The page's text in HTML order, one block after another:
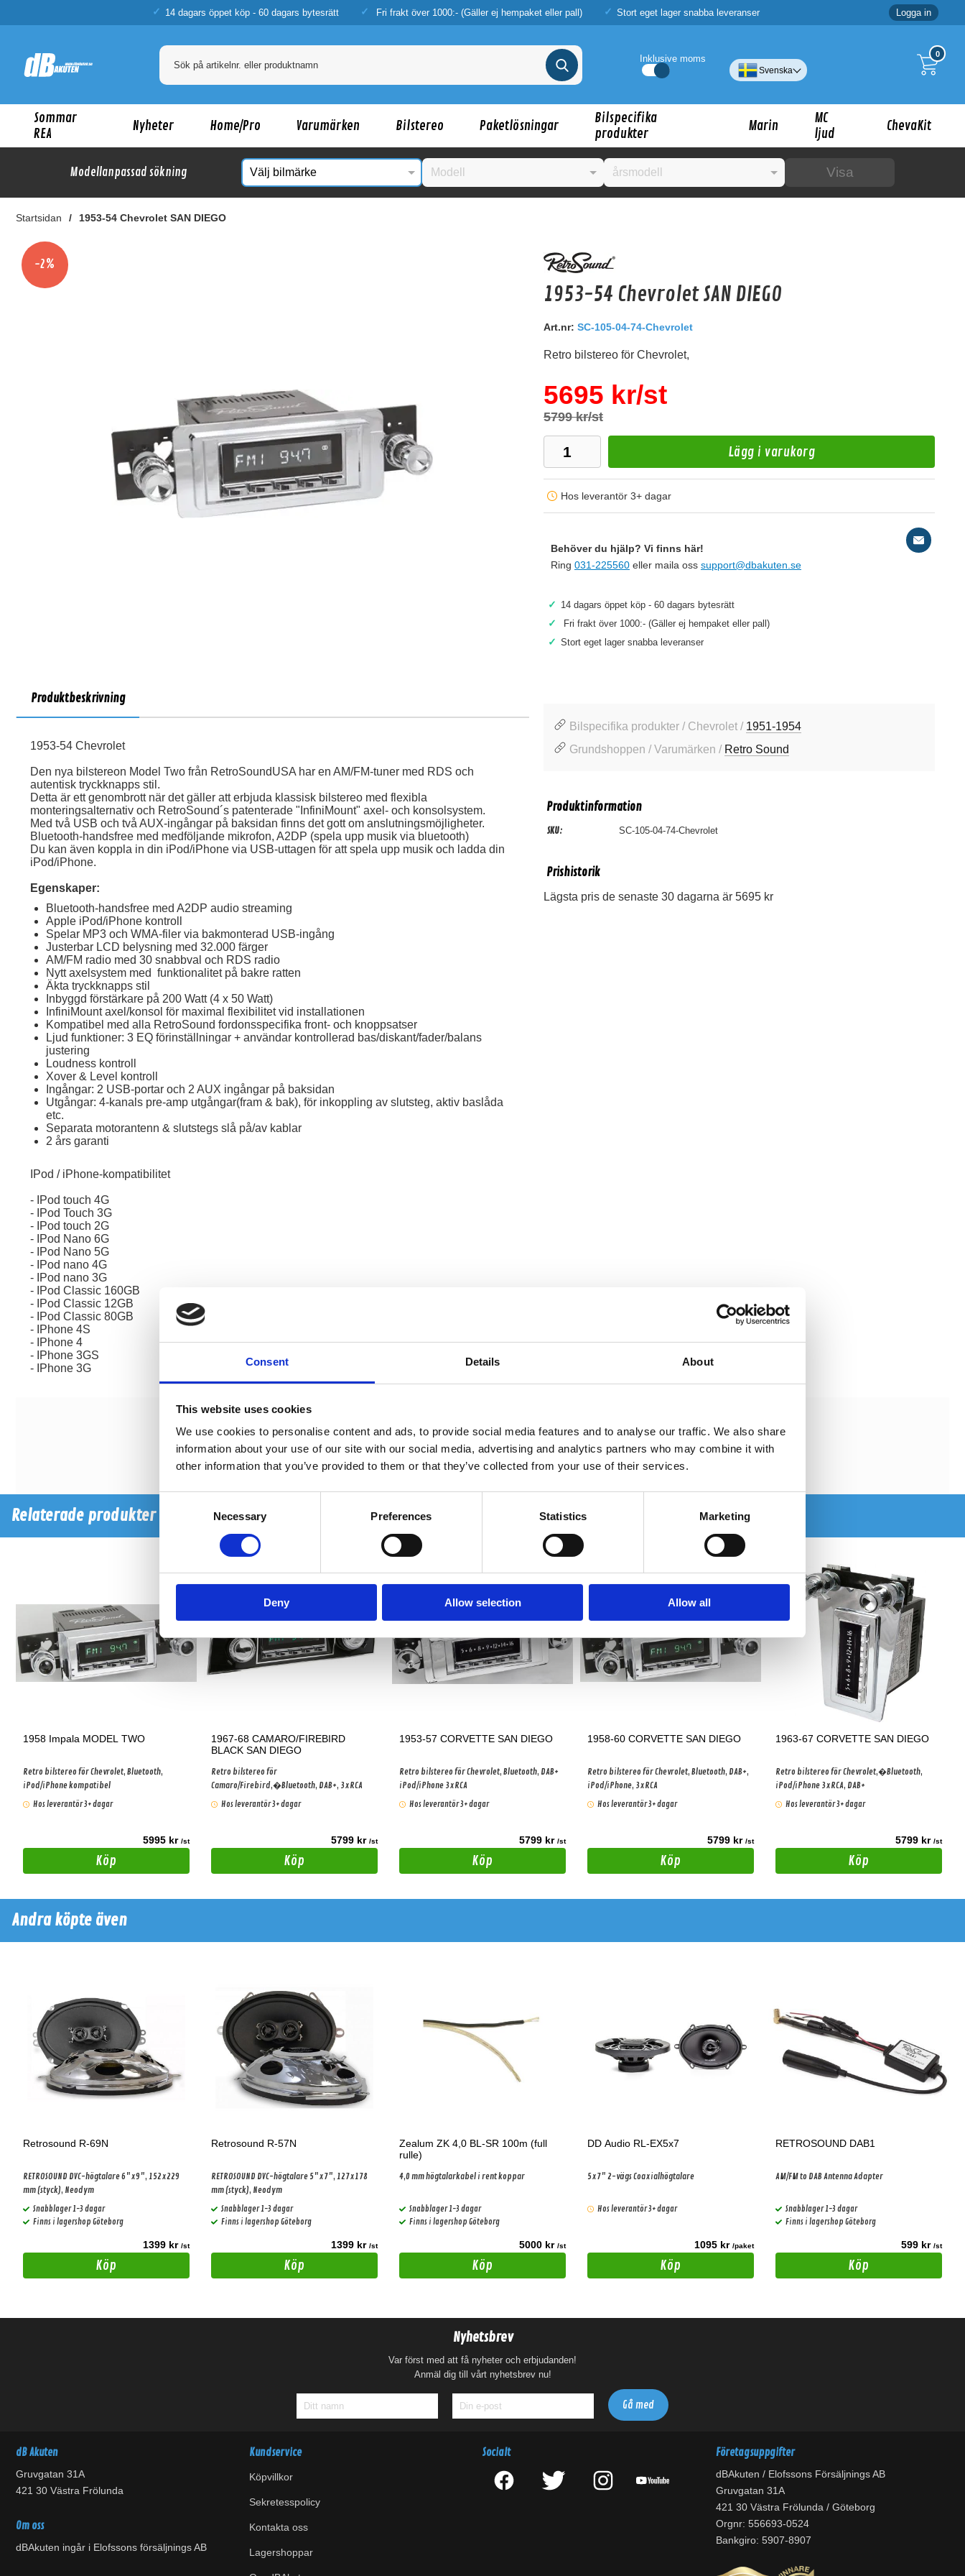
Consent Details About
This website uses cookies
We use cookies to personalise content and ads, to provide social media features and to analyse our traffic. We also share
information about your use of our site with our social media, advertising and analytics partners who may combine it with
other information that you’ve provided to them or that they’ve collected from your use of their services.
Necessary Preferences Statistics Marketing
Deny Allow selection Allow all
14 dagars öppet köp - 60 dagars bytesrätt Fri frakt över 1000:- (Gäller ej hempaket eller pall) Stort eget lager snabba leveranser Logga in
0
Inklusive moms
Svenska
Sommar
REA
Nyheter Home/Pro Varumärken Bilstereo Paketlösningar
Bilspecifika
produkter
Marin
MC
ljud
ChevaKit
Modellanpassad sökning Visa
Startsidan 1953-54 Chevrolet SAN DIEGO
Kanske någon av dessa produkter kan intressera dig?
Emphaser ESP-RC3
-2%
1953-54 Chevrolet SAN DIEGO
Art.nr: SC-105-04-74-Chevrolet
Retro bilstereo för Chevrolet,
5695 kr/st
5799 kr/st
Lägg i varukorg
Hos leverantör 3+ dagar
Behöver du hjälp? Vi finns här!
Ring 031-225560 eller maila oss support@dbakuten.se
✓ 14 dagars öppet köp - 60 dagars bytesrätt
✓ Fri frakt över 1000:- (Gäller ej hempaket eller pall)
✓ Stort eget lager snabba leveranser
Produktbeskrivning
1953-54 Chevrolet
Den nya bilstereon Model Two från RetroSoundUSA har en AM/FM-tuner med RDS och
autentisk tryckknapps stil.
Detta är ett genombrott när det gäller att erbjuda klassisk bilstereo med flexibla
monteringsalternativ och RetroSound´s patenterade "InfiniMount" axel- och konsolsystem.
Med två USB och två AUX-ingångar på baksidan finns det gott om anslutningsmöjligheter.
Bluetooth-handsfree med medföljande mikrofon, A2DP (spela upp musik via bluetooth)
Du kan även koppla in din iPod/iPhone via USB-uttagen för att spela upp musik och ladda din
iPod/iPhone.
Egenskaper:
Bluetooth-handsfree med A2DP audio streaming
Apple iPod/iPhone kontroll
Spelar MP3 och WMA-filer via bakmonterad USB-ingång
Justerbar LCD belysning med 32.000 färger
AM/FM radio med 30 snabbval och RDS radio
Nytt axelsystem med funktionalitet på bakre ratten
Äkta tryckknapps stil
Inbyggd förstärkare på 200 Watt (4 x 50 Watt)
InfiniMount axel/konsol för maximal flexibilitet vid installationen
Kompatibel med alla RetroSound fordonsspecifika front- och knoppsatser
Ljud funktioner: 3 EQ förinställningar + användar kontrollerad bas/diskant/fader/balans
justering
Loudness kontroll
Xover & Level kontroll
Ingångar: 2 USB-portar och 2 AUX ingångar på baksidan
Utgångar: 4-kanals pre-amp utgångar(fram & bak), för inkoppling av slutsteg, aktiv baslåda
etc.
Separata motorantenn & slutstegs slå på/av kablar
2 års garanti
IPod / iPhone-kompatibilitet
- IPod touch 4G
- IPod Touch 3G
- IPod touch 2G
- IPod Nano 6G
- IPod Nano 5G
- IPod nano 4G
- IPod nano 3G
- IPod Classic 160GB
- IPod Classic 12GB
- IPod Classic 80GB
- IPhone 4S
- IPhone 4
- IPhone 3GS
- IPhone 3G
Bilspecifika produkter / Chevrolet / 1951-1954
Grundshoppen / Varumärken / Retro Sound
Produktinformation
SKU: SC-105-04-74-Chevrolet
Prishistorik
Lägsta pris de senaste 30 dagarna är 5695 kr
Recensioner
Produkten har inga recensioner
Relaterade produkter
1958 Impala MODEL TWO
Retro bilstereo för Chevrolet, Bluetooth,
iPod/iPhone kompatibel
Hos leverantör 3+ dagar
5995 kr /st
Köp
1967-68 CAMARO/FIREBIRD
BLACK SAN DIEGO
Retro bilstereo för
Camaro/Firebird,�Bluetooth, DAB+, 3xRCA
Hos leverantör 3+ dagar
5799 kr /st
Köp
1953-57 CORVETTE SAN DIEGO
Retro bilstereo för Chevrolet, Bluetooth, DAB+
iPod/iPhone 3xRCA
Hos leverantör 3+ dagar
5799 kr /st
Köp
1958-60 CORVETTE SAN DIEGO
Retro bilstereo för Chevrolet, Bluetooth, DAB+,
iPod/iPhone, 3xRCA
Hos leverantör 3+ dagar
5799 kr /st
Köp
1963-67 CORVETTE SAN DIEGO
Retro bilstereo för Chevrolet,�Bluetooth,
iPod/iPhone 3xRCA, DAB+
Hos leverantör 3+ dagar
5799 kr /st
Köp
Andra köpte även
Retrosound R-69N
RETROSOUND DVC-högtalare 6"x9", 152x229
mm (styck), Neodym
Snabblager 1-3 dagar
Finns i lagershop Göteborg
1399 kr /st
Köp
Retrosound R-57N
RETROSOUND DVC-högtalare 5"x7", 127x178
mm (styck), Neodym
Snabblager 1-3 dagar
Finns i lagershop Göteborg
1399 kr /st
Köp
Zealum ZK 4,0 BL-SR 100m (full
rulle)
4,0 mm högtalarkabel i rent koppar
Snabblager 1-3 dagar
Finns i lagershop Göteborg
5000 kr /st
Köp
DD Audio RL-EX5x7
5x7" 2-vägs Coaxialhögtalare
Hos leverantör 3+ dagar
1095 kr /paket
Köp
RETROSOUND DAB1
AM/FM to DAB Antenna Adapter
Snabblager 1-3 dagar
Finns i lagershop Göteborg
599 kr /st
Köp
Nyhetsbrev
Var först med att få nyheter och erbjudanden!
Anmäl dig till vårt nyhetsbrev nu!
dB Akuten
Gruvgatan 31A
421 30 Västra Frölunda
Om oss
dBAkuten ingår i Elofssons försäljnings AB
Kundservice
Köpvillkor
Sekretesspolicy
Kontakta oss
Lagershoppar
Socialt Företagsuppgifter
dBAkuten / Elofssons Försäljnings AB
Gruvgatan 31A
421 30 Västra Frölunda / Göteborg
Orgnr: 556693-0524
Bankgiro: 5907-8907